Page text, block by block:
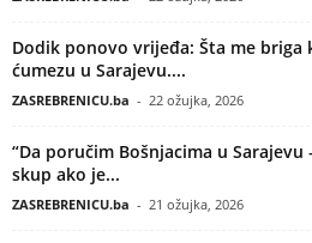
Dodik ponovo vrijeđa: Šta me briga
ćumezu u Sarajevu....
ZASREBRENICU.ba - 22 ožujka, 2026
“Da poručim Bošnjacima u
skup ako je...
ZASREBRENICU.ba - 21 ožujka, 2026